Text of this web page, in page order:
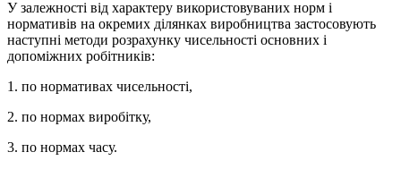
У залежності від характеру використовуваних норм і
нормативів на окремих ділянках виробництва застосовують
наступні методи розрахунку чисельності основних і
допоміжних робітників:
1. по нормативах чисельності,
2. по нормах виробітку,
3. по нормах часу.